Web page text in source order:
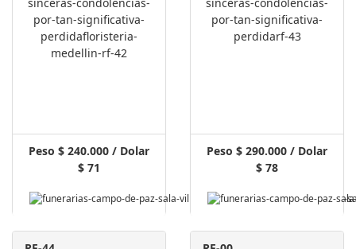
Peso $ 240.000 / Dolar
$ 71
Peso $ 290.000 / Dolar
$ 78